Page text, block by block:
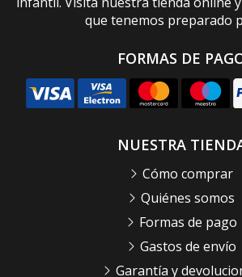
que tenemos preparado
FORMAS DE
NUESTRA
Cómo comprar
Quiénes somos
Formas de pago
Gastos de envío
Garantía y